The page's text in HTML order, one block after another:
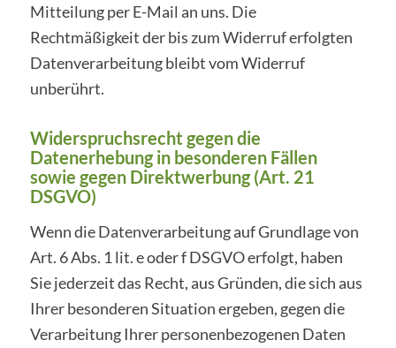
Mitteilung per E-Mail an uns. Die
Rechtmäßigkeit der bis zum Widerruf erfolgten
Datenverarbeitung bleibt vom Widerruf
unberührt.
Widerspruchsrecht gegen die
Datenerhebung in besonderen Fällen
sowie gegen Direktwerbung (Art. 21
DSGVO)
Wenn die Datenverarbeitung auf Grundlage von
Art. 6 Abs. 1 lit. e oder f DSGVO erfolgt, haben
Sie jederzeit das Recht, aus Gründen, die sich aus
Ihrer besonderen Situation ergeben, gegen die
Verarbeitung Ihrer personenbezogenen Daten